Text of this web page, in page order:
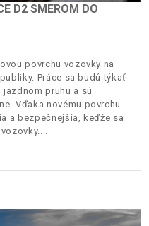
D2 SMEROM DO
povrchu vozovky na
Práce sa budú týkať
pruhu a sú
Vďaka novému povrchu
a bezpečnejšia, keďže sa